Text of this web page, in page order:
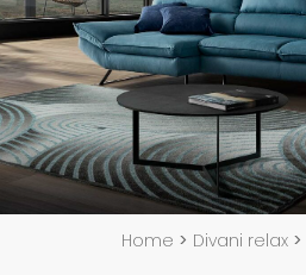
Home > Divani relax>